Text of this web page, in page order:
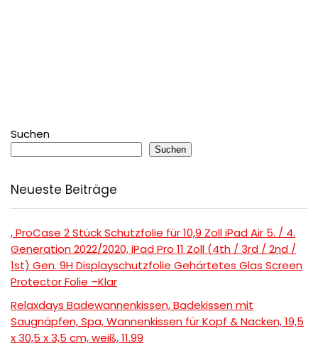
Suchen
Suchen
Neueste Beiträge
, ProCase 2 Stück Schutzfolie für 10,9 Zoll iPad Air 5. / 4.
Generation 2022/2020, iPad Pro 11 Zoll (4th / 3rd / 2nd /
1st) Gen. 9H Displayschutzfolie Gehärtetes Glas Screen
Protector Folie –Klar
Relaxdays Badewannenkissen, Badekissen mit
Saugnäpfen, Spa, Wannenkissen für Kopf & Nacken, 19,5
x 30,5 x 3,5 cm, weiß, 11.99